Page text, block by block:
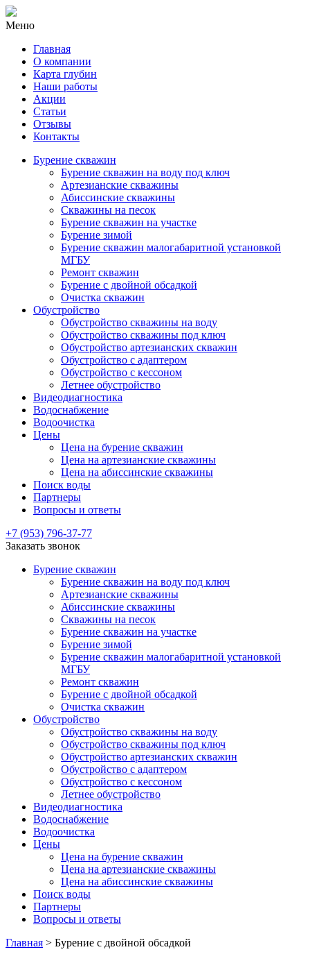
Меню
Главная
О компании
Карта глубин
Наши работы
Акции
Статьи
Отзывы
Контакты
Бурение скважин
Бурение скважин на воду под ключ
Артезианские скважины
Абиссинские скважины
Скважины на песок
Бурение скважин на участке
Бурение зимой
Бурение скважин малогабаритной установкой
МГБУ
Ремонт скважин
Бурение с двойной обсадкой
Очистка скважин
Обустройство
Обустройство скважины на воду
Обустройство скважины под ключ
Обустройство артезианских скважин
Обустройство с адаптером
Обустройство с кессоном
Летнее обустройство
Видеодиагностика
Водоснабжение
Водоочистка
Цены
Цена на бурение скважин
Цена на артезианские скважины
Цена на абиссинские скважины
Поиск воды
Партнеры
Вопросы и ответы
+7 (953) 796-37-77
Заказать звонок
Бурение скважин
Бурение скважин на воду под ключ
Артезианские скважины
Абиссинские скважины
Скважины на песок
Бурение скважин на участке
Бурение зимой
Бурение скважин малогабаритной установкой
МГБУ
Ремонт скважин
Бурение с двойной обсадкой
Очистка скважин
Обустройство
Обустройство скважины на воду
Обустройство скважины под ключ
Обустройство артезианских скважин
Обустройство с адаптером
Обустройство с кессоном
Летнее обустройство
Видеодиагностика
Водоснабжение
Водоочистка
Цены
Цена на бурение скважин
Цена на артезианские скважины
Цена на абиссинские скважины
Поиск воды
Партнеры
Вопросы и ответы
Главная > Бурение с двойной обсадкой